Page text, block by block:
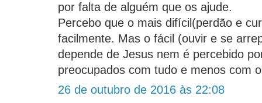
por falta de alguém que os ajude.
Percebo que o mais difícil(perdão e
facilmente. Mas o fácil (ouvir e se
depende de Jesus nem é percebido
preocupados com tudo e menos com
26 de outubro de 2016 às 22:08